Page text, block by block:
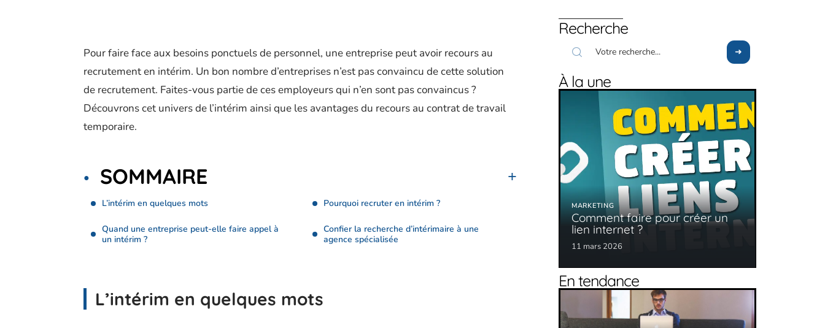
Pour faire face aux besoins ponctuels de personnel, une entreprise peut avoir recours au
recrutement en intérim. Un bon nombre d’entreprises n’est pas convaincu de cette solution
de recrutement. Faites-vous partie de ces employeurs qui n’en sont pas convaincus ?
Découvrons cet univers de l’intérim ainsi que les avantages du recours au contrat de travail
temporaire.
SOMMAIRE
L’intérim en quelques mots
Quand une entreprise peut-elle faire appel à
un intérim ?
Pourquoi recruter en intérim ?
Confier la recherche d’intérimaire à une
agence spécialisée
L’intérim en quelques mots
Recherche
À la une
MARKETING
Comment faire pour créer un
lien internet ?
11 mars 2026
En tendance